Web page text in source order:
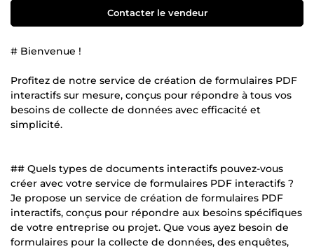
Contacter le vendeur
# Bienvenue !
Profitez de notre service de création de formulaires PDF
interactifs sur mesure, conçus pour répondre à tous vos
besoins de collecte de données avec efficacité et
simplicité.
## Quels types de documents interactifs pouvez-vous
créer avec votre service de formulaires PDF interactifs ?
Je propose un service de création de formulaires PDF
interactifs, conçus pour répondre aux besoins spécifiques
de votre entreprise ou projet. Que vous ayez besoin de
formulaires pour la collecte de données, des enquêtes,